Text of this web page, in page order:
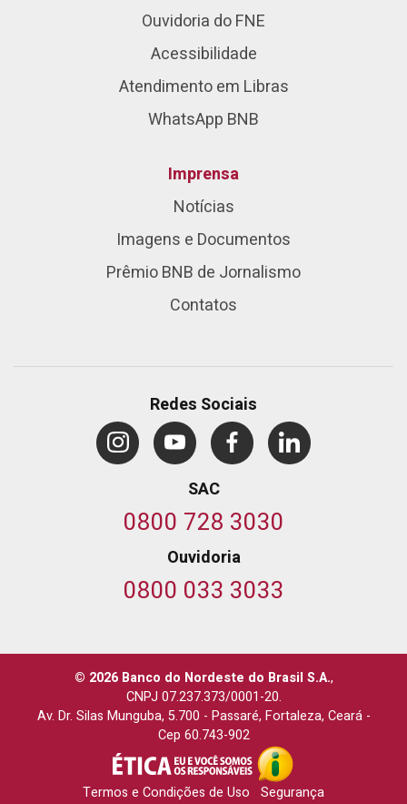
Ouvidoria do FNE
Acessibilidade
Atendimento em Libras
WhatsApp BNB
Imprensa
Notícias
Imagens e Documentos
Prêmio BNB de Jornalismo
Contatos
Redes Sociais
SAC
0800 728 3030
Ouvidoria
0800 033 3033
© 2026 Banco do Nordeste do Brasil S.A.,
CNPJ 07.237.373/0001-20.
Av. Dr. Silas Munguba, 5.700 - Passaré, Fortaleza, Ceará-
Cep 60.743-902
Termos e Condições de Uso
Segurança